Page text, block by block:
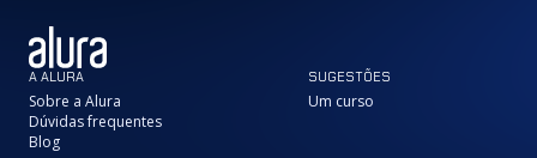
A ALURA
Sobre a Alura
Dúvidas frequentes
Blog
SUGESTÕES
Um curso